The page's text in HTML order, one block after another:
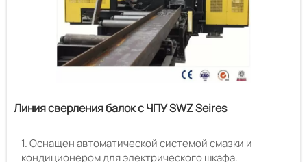
Линия сверления балок с ЧПУ SWZ Seires
1. Оснащен автоматической системой смазки и
кондиционером для электрического шкафа.